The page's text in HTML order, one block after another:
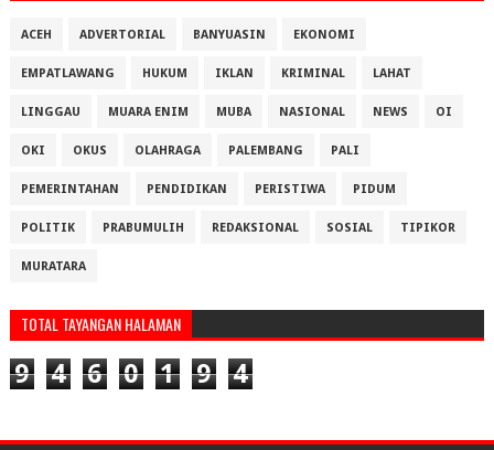
ACEH ADVERTORIAL BANYUASIN EKONOMI
EMPATLAWANG HUKUM IKLAN KRIMINAL LAHAT
LINGGAU MUARA ENIM MUBA NASIONAL NEWS OI
OKI OKUS OLAHRAGA PALEMBANG PALI
PEMERINTAHAN PENDIDIKAN PERISTIWA PIDUM
POLITIK PRABUMULIH REDAKSIONAL SOSIAL TIPIKOR
MURATARA
TOTAL TAYANGAN HALAMAN
9 4 6 0 1 9 4